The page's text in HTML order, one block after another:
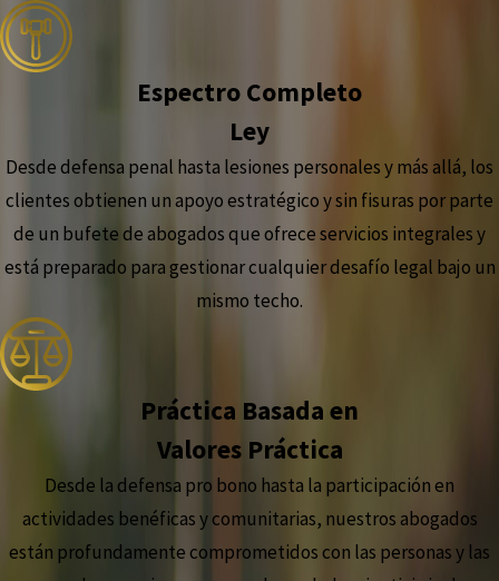
Espectro Completo
Ley
Desde defensa penal hasta lesiones personales y más allá, los
clientes obtienen un apoyo estratégico y sin fisuras por parte
de un bufete de abogados que ofrece servicios integrales y
está preparado para gestionar cualquier desafío legal bajo un
mismo techo.
Práctica Basada en
Valores Práctica
Desde la defensa pro bono hasta la participación en
actividades benéficas y comunitarias, nuestros abogados
están profundamente comprometidos con las personas y las